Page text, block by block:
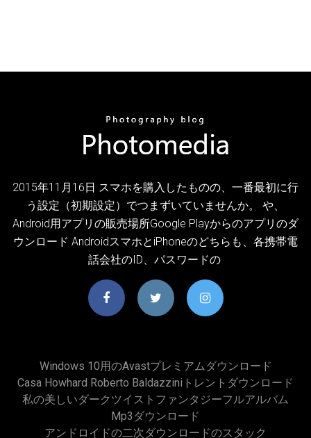
2015年11月16日 スマホを購入したものの、一番最初に行
う設定（初期設定）でつまずいていませんか。 や、
Android用アプリの販売場所Google Playからのアプリのダ
ウンロード AndroidスマホとiPhoneのどちらも、各携帯電
話会社のID、パスワードの
Windows 10用のavastプレミアムダウンロード
Casa Howhard Roberto Baldazziniトレントダウンロード
私の美しいダークツイストファンタジーフルアルバム
Mp3ダウンロード
アンドロイドの二次ダウンロードのスタック